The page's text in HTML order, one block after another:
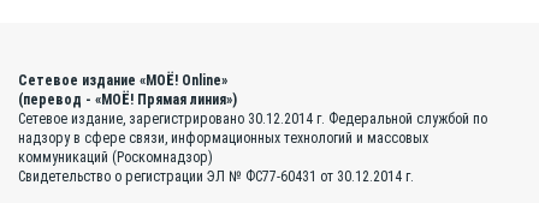
Сетевое издание «МОЁ! Online»
(перевод - «МОЁ! Прямая линия»)
Сетевое издание, зарегистрировано 30.12.2014 г. Федеральной службой по
надзору в сфере связи, информационных технологий и массовых
коммуникаций (Роскомнадзор)
Свидетельство о регистрации ЭЛ № ФС77-60431 от 30.12.2014 г.